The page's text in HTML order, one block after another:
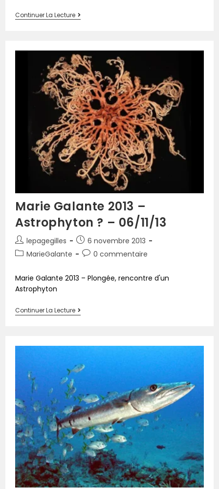
Continuer La Lecture
Marie Galante 2013 –
Astrophyton ? – 06/11/13
lepagegilles
6 novembre 2013
MarieGalante
0 commentaire
Marie Galante 2013 – Plongée, rencontre d'un
Astrophyton
Continuer La Lecture